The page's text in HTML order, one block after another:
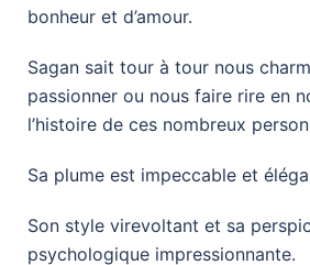
bonheur et d’amour.
Sagan sait tour à tour nous
passionner ou nous faire rire en
l’histoire de ces nombreux
Sa plume est impeccable et
Son style virevoltant et sa
psychologique impressionnante.